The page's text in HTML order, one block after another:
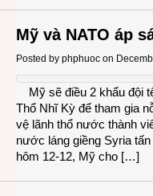
Mỹ và NATO áp
Posted by phphuoc on
Mỹ sẽ điều 2 khẩu đội
Thổ Nhĩ Kỳ để tham gia
vệ lãnh thổ nước thành
nước láng giềng Syria
hôm 12-12, Mỹ cho […]